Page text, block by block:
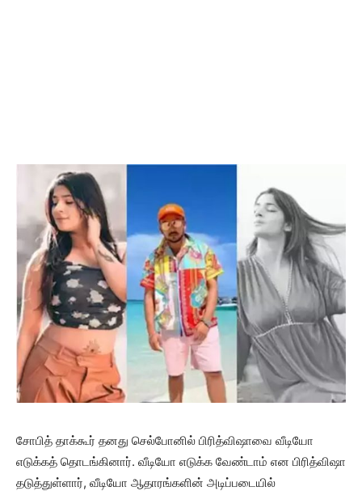
சோபித் தாக்கூர் தனது செல்போனில் பிரித்விஷாவை வீடியோ
எடுக்கத் தொடங்கினார். வீடியோ எடுக்க வேண்டாம் என பிரித்விஷா
தடுத்துள்ளார், வீடியோ ஆதாரங்களின் அடிப்படையில்